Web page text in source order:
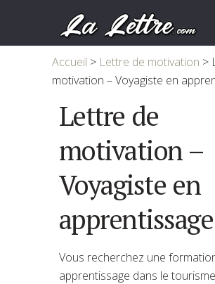
Accueil > Lettre de motivation >
motivation – Voyagiste en
Lettre de
motivation –
Voyagiste en
apprentissage
Vous recherchez une
apprentissage dans le